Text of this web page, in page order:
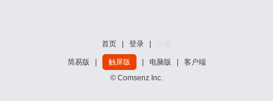
首页 登录
简易版 触屏版 电脑版
客户端
© Comsenz Inc.